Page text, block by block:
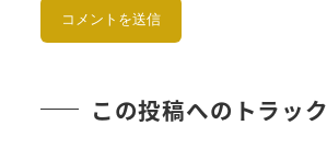
この投稿へのトラッ